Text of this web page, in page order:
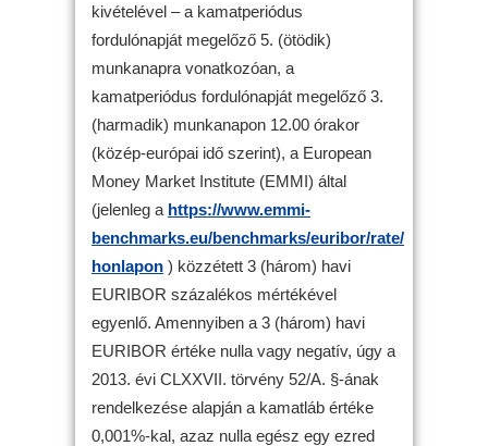
kivételével – a kamatperiódus
fordulónapját megelőző 5. (ötödik)
munkanapra vonatkozóan, a
kamatperiódus fordulónapját megelőző 3.
(harmadik) munkanapon 12.00 órakor
(közép-európai idő szerint), a European
Money Market Institute (EMMI) által
(jelenleg a https://www.emmi-
benchmarks.eu/benchmarks/euribor/rate/
honlapon ) közzétett 3 (három) havi
EURIBOR százalékos mértékével
egyenlő. Amennyiben a 3 (három) havi
EURIBOR értéke nulla vagy negatív, úgy a
2013. évi CLXXVII. törvény 52/A. §-ának
rendelkezése alapján a kamatláb értéke
0,001%-kal, azaz nulla egész egy ezred